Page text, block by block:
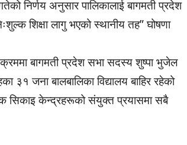
निर्णय अनुसार पालिकालाई बागमती प्रदेश
शिक्षा लागु भएको स्थानीय तह” घोषणा
बागमती प्रदेश सभा सदस्य शुष्पा भुजेल
३१ जना बालबालिका विद्यालय बाहिर रहेको
सिकाइ केन्द्रहरूको संयुक्त प्रयासमा सबै